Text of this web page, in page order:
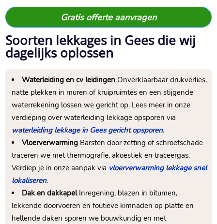
Gratis offerte aanvragen
Soorten lekkages in Gees die wij
dagelijks oplossen
Waterleiding en cv leidingen Onverklaarbaar drukverlies,
natte plekken in muren of kruipruimtes en een stijgende
waterrekening lossen we gericht op.​ Lees meer in onze
verdieping over waterleiding lekkage opsporen via
waterleiding lekkage in Gees gericht opsporen.​
Vloerverwarming Barsten door zetting of schroefschade
traceren we met thermografie, akoestiek en traceergas.​
Verdiep je in onze aanpak via vloerverwarming lekkage snel
lokaliseren.​
Dak en dakkapelInregening, blazen in bitumen,
lekkende doorvoeren en foutieve kimnaden op platte en
hellende daken sporen we bouwkundig en met